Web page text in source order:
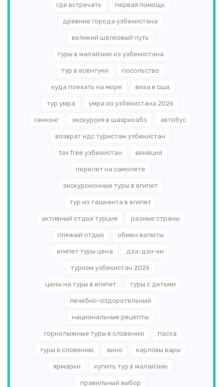
где встречать первая помощь
древние города узбекистана
великий шёлковый путь
туры в малайзию из узбекистана
тур в есентуки посольство
куда поехать на море виза в сша
тур умра умра из узбекистана 2026
ганконг экскурсия в шахрисабз автобус
возврат ндс туристам узбекистан
tax free узбекистан венеция
перелет на самолете
экскурсионные туры в египет
тур из ташкента в египет
активный отдых турция разные страны
пляжый отдых обмен валюты
египет туры цена дза-дзи-ки
туризм узбекистан 2026
цены на туры в египет туры с детьми
лечебно-оздоротельный
национальные рецепты
горнолыжные туры в словению пасха
туры в словению вино карловы вары
ярмарки купить тур в малайзию
правильный выбор